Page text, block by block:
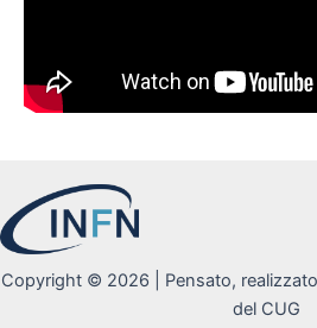
Copyright © 2026 | Pensato,
del CUG